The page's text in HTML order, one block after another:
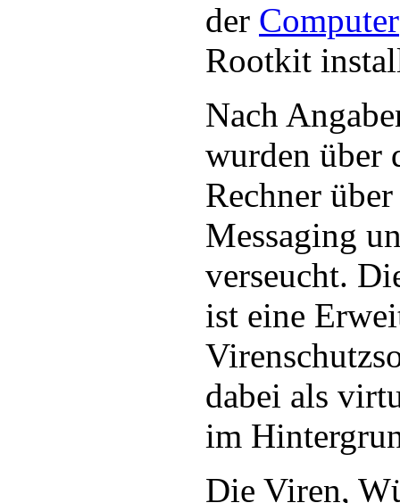
der Computer
Rootkit
Nach
wurden über
Rechner
Messaging
verseucht.
ist eine
dabei als
im
Die Viren,